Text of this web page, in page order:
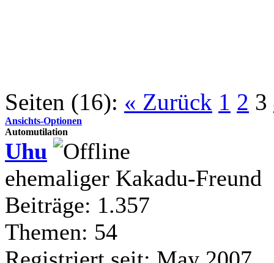
Seiten (16): « Zurück 1 2 3
Ansichts-Optionen
Automutilation
Uhu
ehemaliger Kakadu-Freund
Beiträge: 1.357
Themen: 54